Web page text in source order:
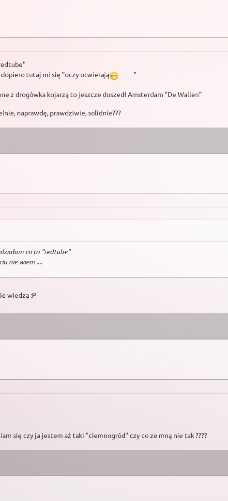
dopiero tutaj mi się "oczy otwierają "
z drogówka kojarzą to jeszcze doszedł Amsterdam "De Wallen"
naprawdę, prawdziwie, solidnie???
co to "redtube"
nie wiem ....
wiedzą :P
się czy ja jestem aż taki "ciemnogród" czy co ze mną nie tak ????